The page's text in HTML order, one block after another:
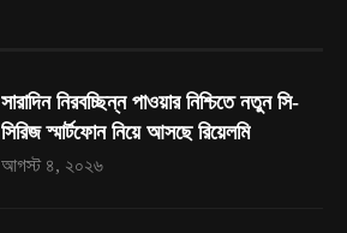
সারাদিন নিরবচ্ছিন্ন পাওয়ার নিশ্চিতে নতুন সি-
সিরিজ স্মার্টফোন নিয়ে আসছে রিয়েলমি
আগস্ট ৪, ২০২৬